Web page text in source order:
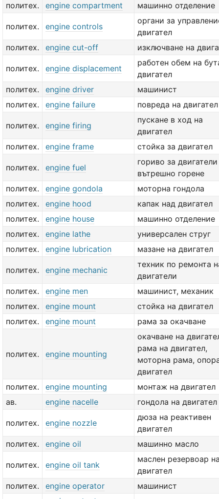
политех.
engine compartment машинно отделение
политех. engine controls
органи за
двигател
политех.
engine cut-off изключване на
политех. engine displacement
работен обем на
двигател
политех.
engine driver
машинист
политех.
engine failure повреда на двигател
политех. engine firing
пускане в ход на
двигател
политех.
engine frame стойка за двигател
политех. engine fuel
гориво за
вътрешно горене
политех.
engine gondola
моторна гондола
политех.
engine hood
капак над двигател
политех.
engine house
машинно отделение
политех.
engine lathe
универсален струг
политех.
engine lubrication мазане на двигател
политех. engine mechanic
техник по ремонта
двигатели
политех.
engine men
машинист, механик
политех.
engine mount
стойка на двигател
политех.
engine mount рама за окачване
политех. engine mounting
окачване на
рама на двигател,
моторна рама,
двигател
политех.
engine mounting
монтаж на двигател
ав.
engine nacelle гондола на двигател
политех. engine nozzle
дюза на реактивен
двигател
политех.
engine oil машинно масло
политех. engine oil tank
маслен резервоар
двигател
политех.
engine operator
машинист